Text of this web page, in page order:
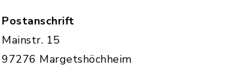
Postanschrift
Mainstr. 15
97276 Margetshöchheim